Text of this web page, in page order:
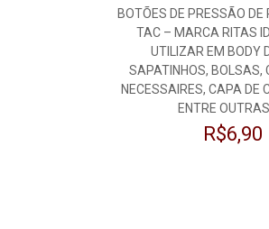
BOTÕES DE PRESSÃO
TAC – MARCA RITAS
UTILIZAR EM BODY
SAPATINHOS, BOLSAS,
NECESSAIRES, CAPA DE
ENTRE OUTRAS
R$6,90